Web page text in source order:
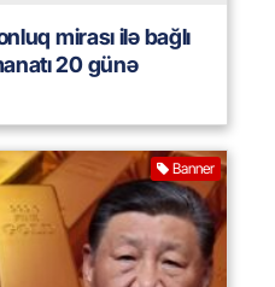
mirası ilə bağlı
20 günə
Banner